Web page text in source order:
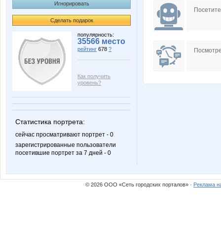
Игнорировать
Сделать подарок
популярность:
35566 место
рейтинг 678 ?
Как получить
уровень?
Статистика портрета:
сейчас просматривают портрет - 0
зарегистрированные пользователи
посетившие портрет за 7 дней - 0
© 2026 ООО «Сеть городских порталов» · Реклама